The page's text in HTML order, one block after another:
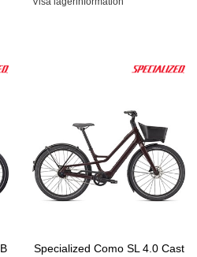
Specialized Como SL 4.0 Cast